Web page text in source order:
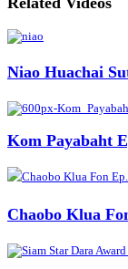
Niao Huachai
Kom Payabaht
Chaobo Klua